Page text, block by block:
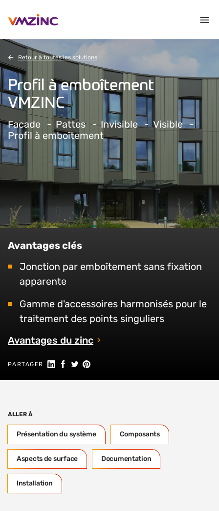
Retour à toutes les solutions
Profil à emboîtement
VMZINC
Facade Pattes Invisible
Visible
Profil à emboîtement
Avantages clés
Jonction par emboîtement sans fixation
apparente
Gamme d'accessoires harmonisés pour le
traitement des points singuliers
Avantages du zinc
PARTAGER Partager sur LinkedIn
Partager sur Facebook
Partager sur Twitter
Partager sur Pinterest
ALLER À
Présentation du système Composants
Aspects de surface Documentation
Installation